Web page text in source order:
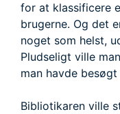
for at klassificere
brugerne. Og det
noget som helst,
Pludseligt ville
man havde
Bibliotikaren ville